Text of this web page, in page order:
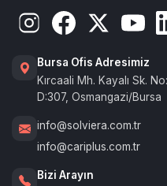
Bursa Ofis Adresimiz
Kırcaali Mh. Kayalı Sk.
D:307, Osmangazi/Bursa
info@solviera.com.tr
info@cariplus.com.tr
Bizi Arayın